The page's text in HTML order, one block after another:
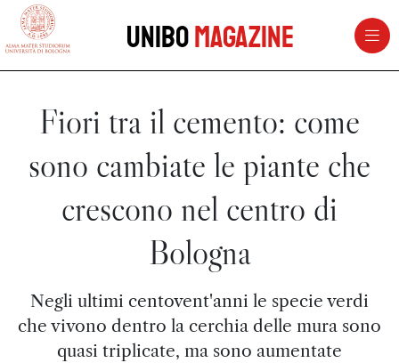
vai al contenuto della pagina
UniboMagazine
Fiori tra il cemento: come
sono cambiate le piante che
crescono nel centro di
Bologna
Negli ultimi centovent'anni le specie verdi
che vivono dentro la cerchia delle mura sono
quasi triplicate, ma sono aumentate